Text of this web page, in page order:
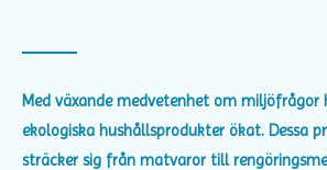
Med växande medvetenhet om
ekologiska hushållsprodukter ökat. Dessa
sträcker sig från matvaror till